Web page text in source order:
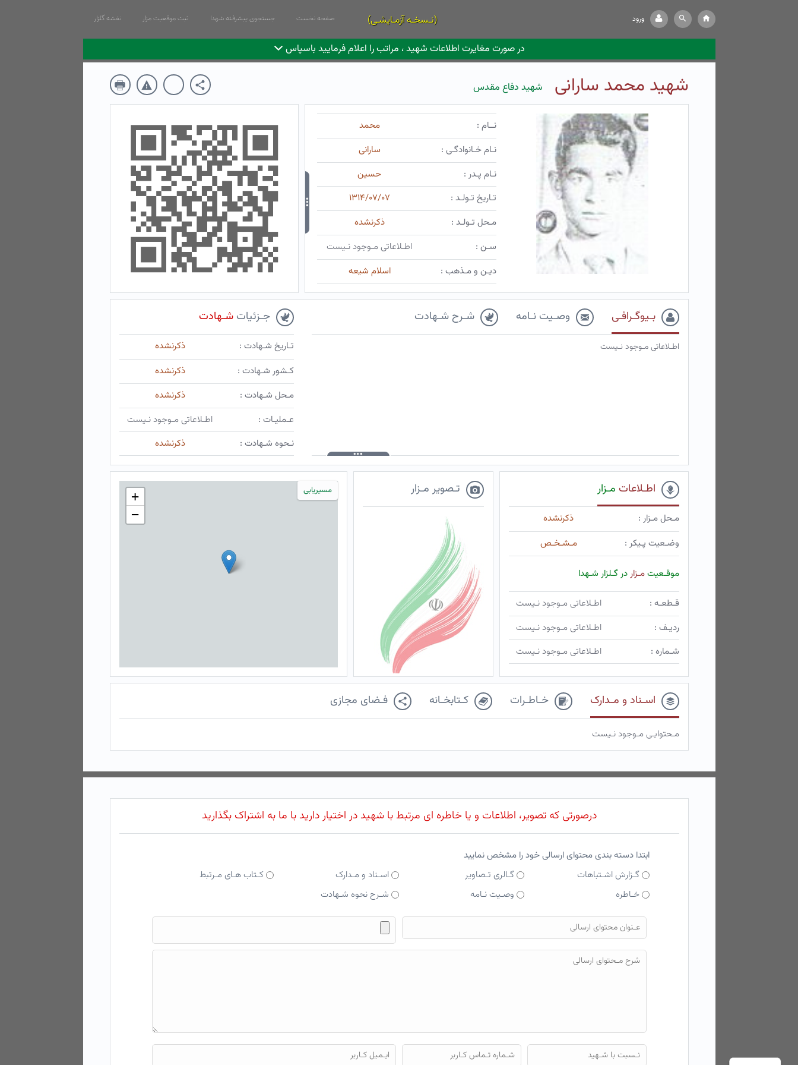
ورود (نـسخـه آزمـایشـی) صفحه نخست جستجوی پیشرفته شهدا ثبت موقعیت مزار نقشه گلزار
در صورت مغایرت اطلاعات شهید ، مراتب را اعلام فرمایید باسپاس
شهید محمد سارانی شهید دفاع مقدس
نــام :
محمد
نـام خـانوادگـی :
سارانی
نـام پـدر :
حسین
تـاریخ تـولـد :
۱۳۱۴/۰۷/۰۷
مـحل تـولـد :
ذکرنشده
سـن :
اطـلاعاتی مـوجود نـیست
دیـن و مـذهب :
اسلام شیعه
بـیوگـرافـی وصـیت نـامه شـرح شـهادت
اطـلاعاتی مـوجود نـیست
جـزئیاتشـهادت
تـاریخ شـهادت :
ذکرنشده
کـشور شـهادت :
ذکرنشده
مـحل شـهادت :
ذکرنشده
عـملیـات :
اطـلاعاتی مـوجود نـیست
نـحوه شـهادت :
ذکرنشده
اطـلاعات مـزار
مـحل مـزار :
ذکرنشده
وضـعیت پـیکر :
مـشـخـص
موقـعیتمـزاردر گـلزار شـهدا
قـطعـه :
اطـلاعاتی مـوجود نـیست
ردیـف :
اطـلاعاتی مـوجود نـیست
شـماره :
اطـلاعاتی مـوجود نـیست
تـصویر مـزار مسیریابی
+
−
اسـناد و مـدارک خـاطـرات کـتابخـانه فـضای مجازی
مـحتوایـی مـوجود نـیست
درصورتی که تصویر، اطلاعات و یا خاطره ای مرتبط با شهید در اختیار دارید با ما به اشتراک بگذارید
ابتدا دسته بندی محتوای ارسالی خود را مشخص نمایید
گـزارش اشـتباهات
گـالری تـصاویر اسـناد و مـدارک
کـتاب هـای مـرتبط
خـاطره
وصـیت نـامه شـرح نحوه شـهادت
فایل محتوای ارسالی